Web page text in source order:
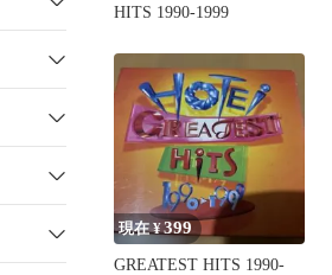
HITS 1990-1999
現在 ¥399
GREATEST HITS 1990-